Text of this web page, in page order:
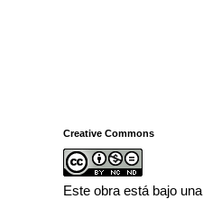
Creative Commons
Este obra está bajo una